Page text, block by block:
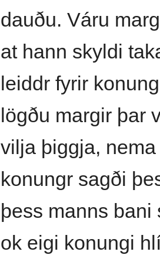
dauðu. Váru
at hann skyldi
leiddr fyrir
lögðu margir þar
vilja þiggja,
konungr sagði
þess manns
ok eigi konungi